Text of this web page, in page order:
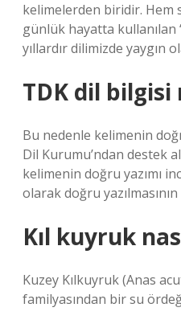
kelimelerden biridir. Hem
günlük hayatta kullanılan
yıllardır dilimizde yaygın
TDK dil bilgisi
Bu nedenle kelimenin
Dil Kurumu’ndan destek
kelimenin doğru yazımı
olarak doğru
Kıl kuyruk
Kuzey Kılkuyruk (Anas
familyasından bir su